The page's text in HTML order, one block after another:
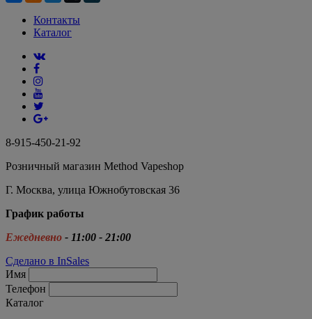
Контакты
Каталог
8-915-450-21-92
Розничный магазин Method Vapeshop
Г. Москва, улица Южнобутовская 36
График работы
Ежедневно - 11:00 - 21:00
Сделано в InSales
Имя
Телефон
Каталог